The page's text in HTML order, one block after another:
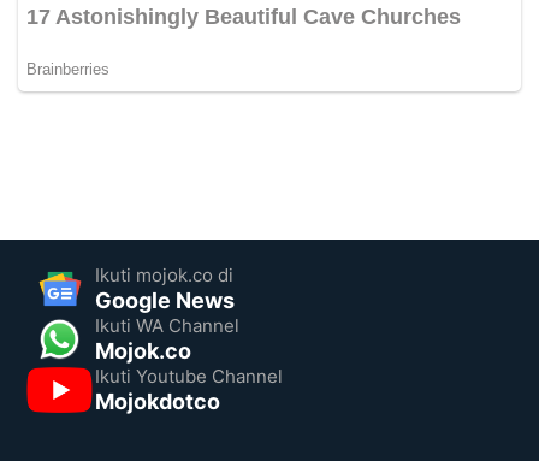
Ikuti mojok.co di
Google News
Ikuti WA Channel
Mojok.co
Ikuti Youtube Channel
Mojokdotco